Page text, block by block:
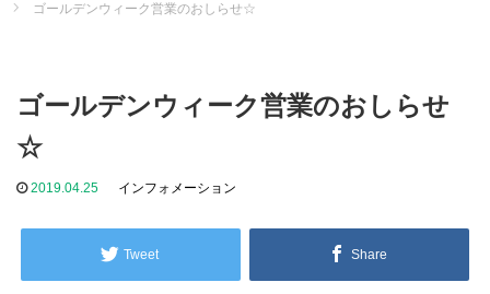
ゴールデンウィーク営業のおしらせ☆
ゴールデンウィーク営業のおしらせ
☆
2019.04.25 インフォメーション
Tweet Share